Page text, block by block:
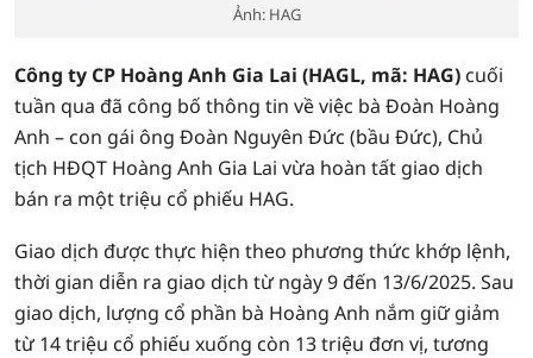
Ảnh: HAG
Công ty CP Hoàng Anh Gia Lai (HAGL, mã: HAG) cuối
tuần qua đã công bố thông tin về việc bà Đoàn Hoàng
Anh – con gái ông Đoàn Nguyên Đức (bầu Đức), Chủ
tịch HĐQT Hoàng Anh Gia Lai vừa hoàn tất giao dịch
bán ra một triệu cổ phiếu HAG.
Giao dịch được thực hiện theo phương thức khớp lệnh,
thời gian diễn ra giao dịch từ ngày 9 đến 13/6/2025. Sau
giao dịch, lượng cổ phần bà Hoàng Anh nắm giữ giảm
từ 14 triệu cổ phiếu xuống còn 13 triệu đơn vị, tương